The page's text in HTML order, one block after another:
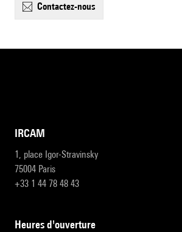
contactez-nous
IRCAM
1, place Igor-Stravinsky
75004 Paris
+33 1 44 78 48 43
heures d'ouverture